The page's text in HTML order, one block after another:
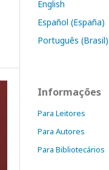
English
Español (España)
Português (Brasil)
Informações
Para Leitores
Para Autores
Para Bibliotecários